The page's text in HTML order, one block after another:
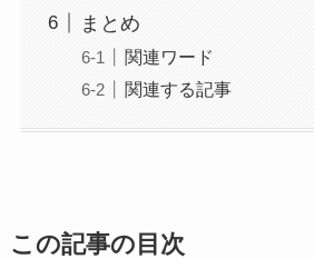
まとめ
関連ワード
関連する記事
この記事の目次